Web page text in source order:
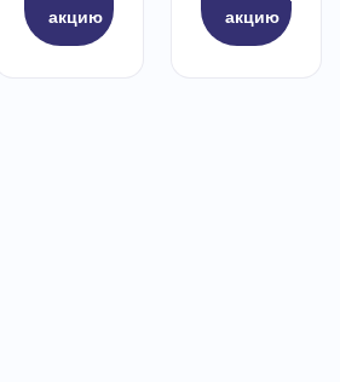
акцию
акцию